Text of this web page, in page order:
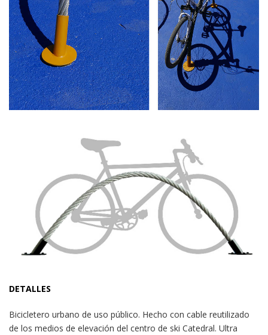
DETALLES
Bicicletero urbano de uso público. Hecho con cable reutilizado
de los medios de elevación del centro de ski Catedral. Ultra